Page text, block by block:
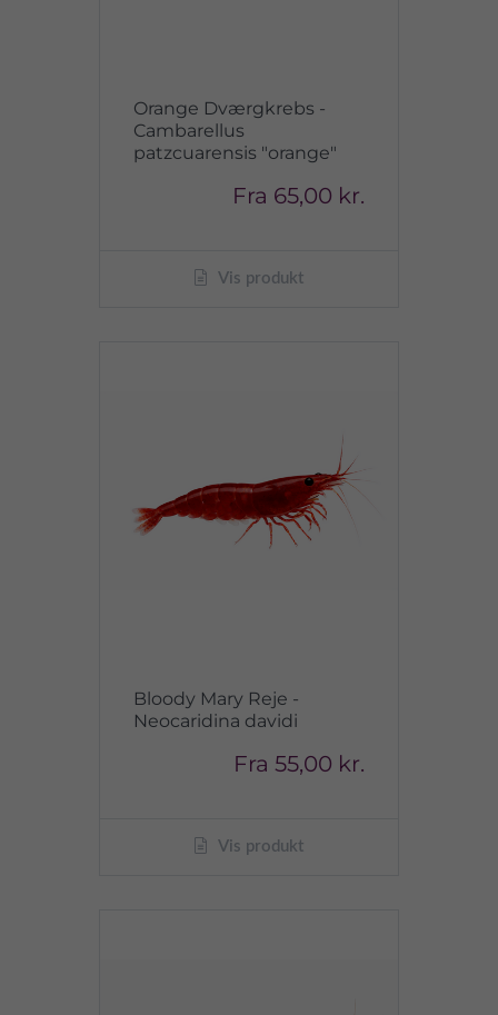
Orange Dværgkrebs -
Cambarellus
patzcuarensis "orange"
Fra 65,00 kr.
Vis produkt
Bloody Mary Reje -
Neocaridina davidi
Fra 55,00 kr.
Vis produkt